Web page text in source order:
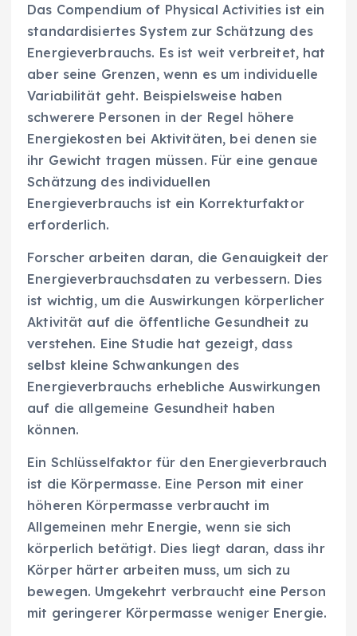
Das Compendium of Physical Activities ist ein
standardisiertes System zur Schätzung des
Energieverbrauchs. Es ist weit verbreitet, hat
aber seine Grenzen, wenn es um individuelle
Variabilität geht. Beispielsweise haben
schwerere Personen in der Regel höhere
Energiekosten bei Aktivitäten, bei denen sie
ihr Gewicht tragen müssen. Für eine genaue
Schätzung des individuellen
Energieverbrauchs ist ein Korrekturfaktor
erforderlich.
Forscher arbeiten daran, die Genauigkeit der
Energieverbrauchsdaten zu verbessern. Dies
ist wichtig, um die Auswirkungen körperlicher
Aktivität auf die öffentliche Gesundheit zu
verstehen. Eine Studie hat gezeigt, dass
selbst kleine Schwankungen des
Energieverbrauchs erhebliche Auswirkungen
auf die allgemeine Gesundheit haben
können.
Ein Schlüsselfaktor für den Energieverbrauch
ist die Körpermasse. Eine Person mit einer
höheren Körpermasse verbraucht im
Allgemeinen mehr Energie, wenn sie sich
körperlich betätigt. Dies liegt daran, dass ihr
Körper härter arbeiten muss, um sich zu
bewegen. Umgekehrt verbraucht eine Person
mit geringerer Körpermasse weniger Energie.